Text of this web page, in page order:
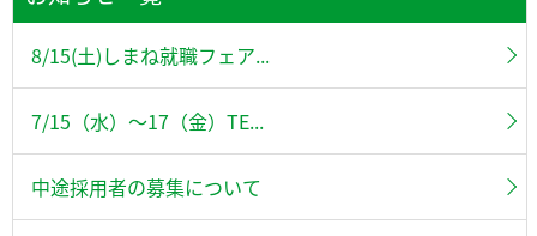
8/15(土)しまね就職フェア...
7/15（水）～17（金）TE...
中途採用者の募集について